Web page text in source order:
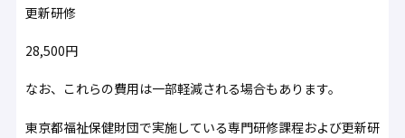
更新研修
28,500円
なお、これらの費用は一部軽減される場合もあります。
東京都福祉保健財団で実施している専門研修課程および更新研